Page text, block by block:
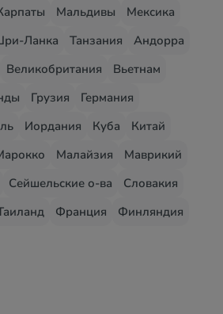
Мальдивы
Мексика
Ланка Танзания
Андорра
Великобритания
Вьетнам
Грузия
Германия
Иордания Куба
Китай
Малайзия
Маврикий
Сейшельские о-ва
Словакия
Франция
Финляндия